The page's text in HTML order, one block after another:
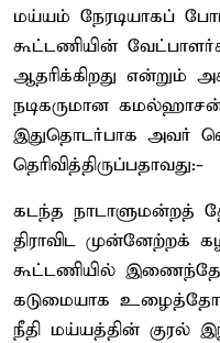
மய்யம் நேரடியாகப்
கூட்டணியின்
ஆதரிக்கிறது என்றும்
நடிகருமான கமல்ஹாசன்
இதுதொடர்பாக அவர்
தெரிவித்திருப்பதாவது:-
கடந்த நாடாளுமன்றத்
திராவிட முன்னேற்றக்
கூட்டணியில்
கடுமையாக
நீதி மய்யத்தின் குரல்